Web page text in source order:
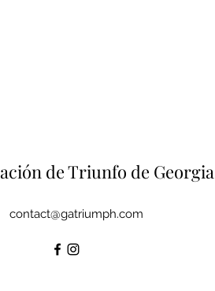
de Triunfo de Georgia
contact@gatriumph.com